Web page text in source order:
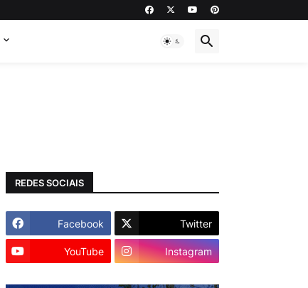
REDES SOCIAIS
Facebook Twitter
YouTube Instagram